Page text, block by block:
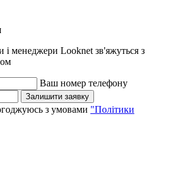
і менеджери Looknet зв'яжуться з
Ваш номер телефону
Залишити заявку
з умовами "Політики